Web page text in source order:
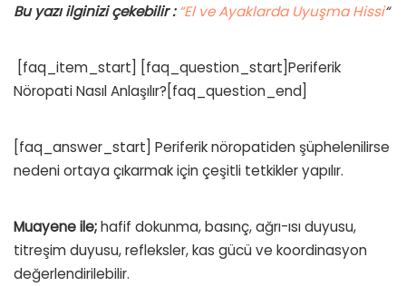
Bu yazı ilginizi çekebilir : “El ve Ayaklarda Uyuşma Hissi“
[faq_item_start] [faq_question_start]Periferik
Nöropati Nasıl Anlaşılır?[faq_question_end]
[faq_answer_start] Periferik nöropatiden şüphelenilirse
nedeni ortaya çıkarmak için çeşitli tetkikler yapılır.
Muayene ile;hafif dokunma, basınç, ağrı-ısı duyusu,
titreşim duyusu, refleksler, kas gücü ve koordinasyon
değerlendirilebilir.